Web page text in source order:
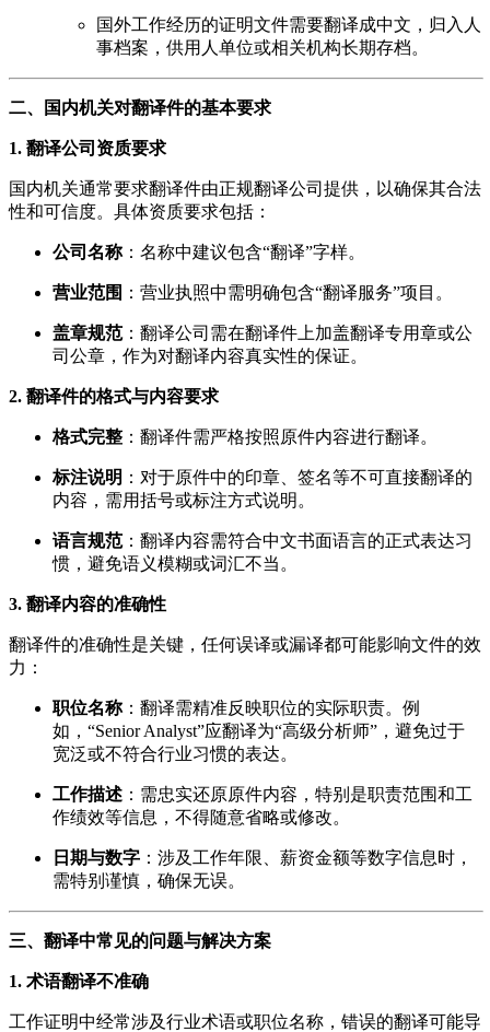
国外工作经历的证明文件需要翻译成中文，归入人
事档案，供用人单位或相关机构长期存档。
二、国内机关对翻译件的基本要求
1. 翻译公司资质要求
国内机关通常要求翻译件由正规翻译公司提供，以确保其合法
性和可信度。具体资质要求包括：
公司名称：名称中建议包含“翻译”字样。
营业范围 ：营业执照中需明确包含“翻译服务”项目。
盖章规范：翻译公司需在翻译件上加盖翻译专用章或公
司公章，作为对翻译内容真实性的保证。
2. 翻译件的格式与内容要求
格式完整 ：翻译件需严格按照原件内容进行翻译。
标注说明 ：对于原件中的印章、签名等不可直接翻译的
内容，需用括号或标注方式说明。
语言规范：翻译内容需符合中文书面语言的正式表达习
惯，避免语义模糊或词汇不当。
3. 翻译内容的准确性
翻译件的准确性是关键，任何误译或漏译都可能影响文件的效
力：
职位名称：翻译需精准反映职位的实际职责。例
如，“Senior Analyst”应翻译为“高级分析师”，避免过于
宽泛或不符合行业习惯的表达。
工作描述 ：需忠实还原原件内容，特别是职责范围和工
作绩效等信息，不得随意省略或修改。
日期与数字 ：涉及工作年限、薪资金额等数字信息时，
需特别谨慎，确保无误。
三、翻译中常见的问题与解决方案
1. 术语翻译不准确
工作证明中经常涉及行业术语或职位名称，错误的翻译可能导